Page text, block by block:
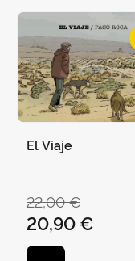
El Viaje
22,00 €
20,90 €